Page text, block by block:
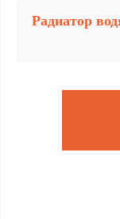
Радиатор